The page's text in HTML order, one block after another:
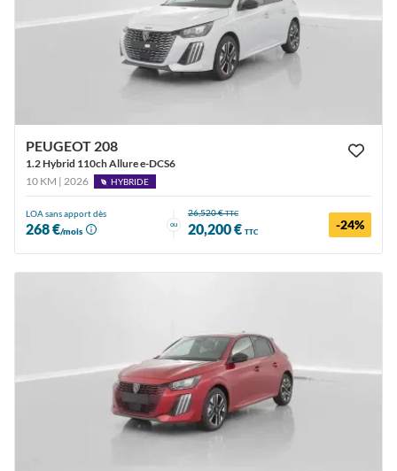
PEUGEOT 208
1.2 Hybrid 110ch Allure e-DCS6
10 KM | 2026
HYBRIDE
LOA sans apport dès
268 €/mois
ou
26,520 €TTC
20,200 € TTC -24%